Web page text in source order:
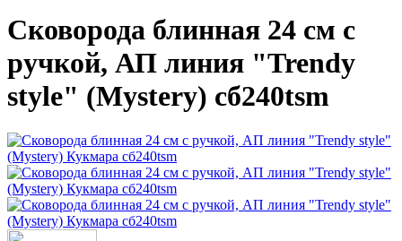
Сковорода блинная 24 см с
ручкой, АП линия "Trendy
style" (Mystery) сб240tsm